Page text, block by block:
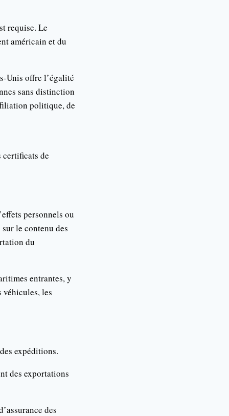
requise. Le
américain et du
Unis offre l’égalité
sans distinction
politique, de
certificats de
personnels ou
le contenu des
du
entrantes, y
véhicules, les
expéditions.
des exportations
des